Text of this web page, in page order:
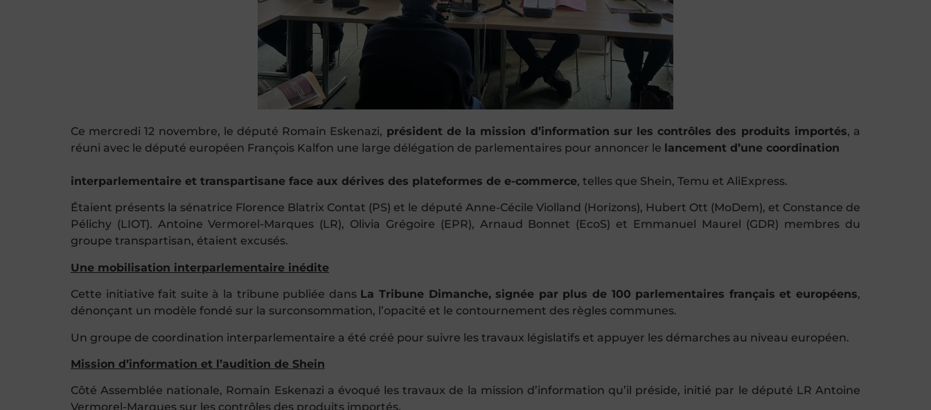
Ce mercredi 12 novembre, le député Romain Eskenazi, président de la mission d’information sur les contrôles des produits importés, a
réuni avec le député européen François Kalfon une large délégation de parlementaires pour annoncer le lancement d’une coordination
interparlementaire et transpartisane face aux dérives des plateformes de e-commerce, telles que Shein, Temu et AliExpress.
Étaient présents la sénatrice Florence Blatrix Contat (PS) et le député Anne-Cécile Violland (Horizons), Hubert Ott (MoDem), et Constance de
Pélichy (LIOT). Antoine Vermorel-Marques (LR), Olivia Grégoire (EPR), Arnaud Bonnet (EcoS) et Emmanuel Maurel (GDR) membres du
groupe transpartisan, étaient excusés.
Une mobilisation interparlementaire inédite
Cette initiative fait suite à la tribune publiée dans La Tribune Dimanche, signée par plus de 100 parlementaires français et européens,
dénonçant un modèle fondé sur la surconsommation, l’opacité et le contournement des règles communes.
Un groupe de coordination interparlementaire a été créé pour suivre les travaux législatifs et appuyer les démarches au niveau européen.
Mission d’information et l’audition de Shein
Côté Assemblée nationale, Romain Eskenazi a évoqué les travaux de la mission d’information qu’il préside, initié par le député LR Antoine
Vermorel-Marques sur les contrôles des produits importés.